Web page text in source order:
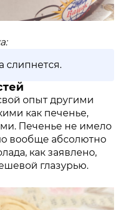
слипнется.
опыт другими
как печенье,
Печенье не имело
вообще абсолютно
как заявлено,
глазурью.